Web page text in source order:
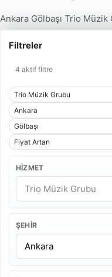
Filtreler
4 aktif filtre
Trio Müzik Grubu
Ankara
Gölbaşı
Fiyat Artan
HIZMET
ŞEHIR
Ankara Gölbaşı Trio
12.000 TL'den
program süresine göre
çıkabilmektedir. Detaylı
Karşılama Trio Müzik Grubu Fiyatları
Kişi
2 Kişi
Ankara
Trio müzik grubu
kurumsal davet
sunan
Trio müzik grubu;